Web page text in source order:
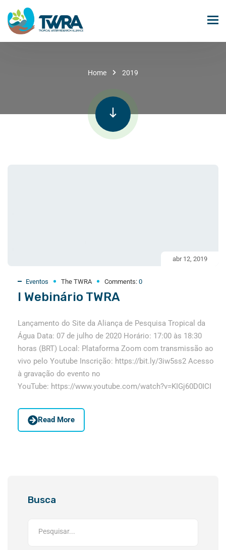
Home 2019
abr 12, 2019
Eventos The TWRA Comments: 0
I Webinário TWRA
Lançamento do Site da Aliança de Pesquisa Tropical da
Água Data: 07 de julho de 2020 Horário: 17:00 às 18:30
horas (BRT) Local: Plataforma Zoom com transmissão ao
vivo pelo Youtube Inscrição: https://bit.ly/3iw5ss2 Acesso
à gravação do evento no
YouTube: https://www.youtube.com/watch?v=KIGj60D0ICI
Read More
Busca